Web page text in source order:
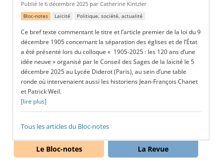
Publié le 6 décembre 2025 par Catherine Kintzler
Bloc-notes Laïcité Politique, société, actualité
Ce bref texte commentant le titre et l’article premier de la loi du 9
décembre 1905 concernant la séparation des églises et de l’État
a été présenté lors du colloque « 1905-2025 : les 120 ans d’une
idée neuve » organisé par le Conseil des Sages de la laïcité le 5
décembre 2025 au Lycée Diderot (Paris), au sein d’une table
ronde où intervenaient aussi les historiens Jean-François Chanet
et Patrick Weil.
[lire plus]
Tous les articles du Bloc-notes
Articles de fond, écrits sans hâte, argumentés, parfois longs
ou même casse-pieds : c’est exprès !
Le Bloc-notes La Revue